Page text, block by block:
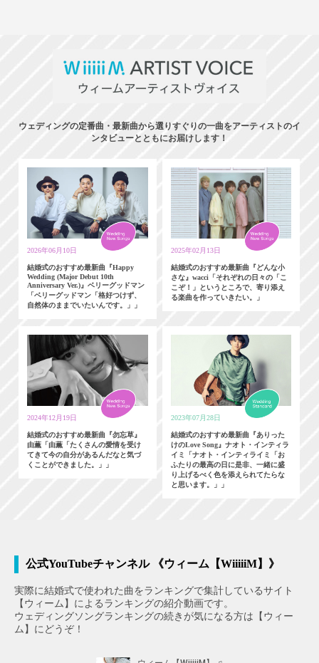
ウェディングの定番曲・最新曲から選りすぐりの一曲をアーティストのイ
ンタビューとともにお届けします！
2026年06月10日
結婚式のおすすめ最新曲『Happy
Wedding (Major Debut 10th
Anniversary Ver.)』ベリーグッドマン
「ベリーグッドマン「格好つけず、
自然体のままでいたいんです。」」
2025年02月13日
結婚式のおすすめ最新曲『どんな小
さな』wacci「それぞれの日々の「こ
こぞ！」というところで、寄り添え
る楽曲を作っていきたい。」
2024年12月19日
結婚式のおすすめ最新曲『勿忘草』
由薫「由薫「たくさんの愛情を受け
てきて今の自分があるんだなと気づ
くことができました。」」
2023年07月28日
結婚式のおすすめ最新曲『ありった
けのLove Song』ナオト・インティラ
イミ「ナオト・インティライミ「お
ふたりの最高の日に是非、一緒に盛
り上げるべく色を添えられてたらな
と思います。」」
公式YouTubeチャンネル 《ウィーム【WiiiiiM】》
実際に結婚式で使われた曲をランキングで集計しているサイト
【ウィーム】によるランキングの紹介動画です。
ウェディングソングランキングの続きが気になる方は【ウィー
ム】にどうぞ！